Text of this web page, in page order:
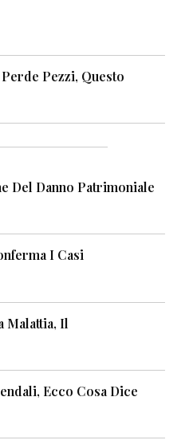
Pezzi, Questo
Del Danno Patrimoniale
I Casi
Malattia, Il
Ecco Cosa Dice